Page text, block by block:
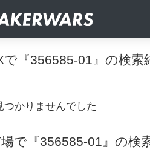
で『356585-01』の検索
つかりませんでした
で『356585-01』の検